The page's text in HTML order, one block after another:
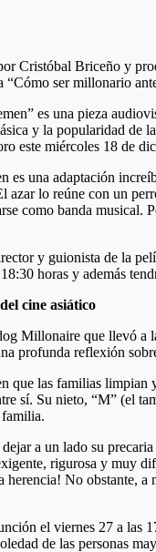
Cristóbal Briceño y
“Cómo ser millonario
es una pieza
y la popularidad de
este miércoles 18 de
una adaptación
azar lo reúne con un
como banda
y guionista de la
horas y además
cine asiático
Millonaire que llevó
profunda reflexión
las familias limpian
sí. Su nieto, “M” (​​el
familia.
a un lado su
rigurosa y muy
No obstante,
el viernes 27 a
de las personas